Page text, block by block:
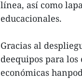
línea, así como
educacionales.
Gracias al
deequipos para
económicas